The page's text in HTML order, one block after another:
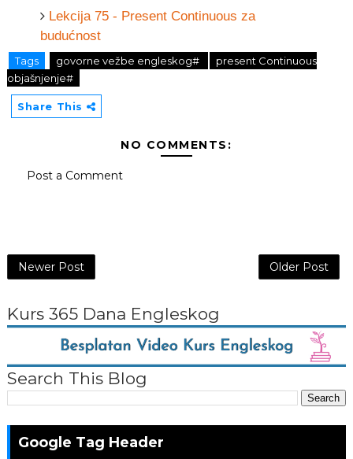
Lekcija 75 - Present Continuous za
budućnost
Tags govorne vežbe engleskog#
present Continuous
objašnjenje#
Share This
NO COMMENTS:
Post a Comment
Newer Post Older Post
Kurs 365 Dana Engleskog
Search This Blog
Google Tag Header